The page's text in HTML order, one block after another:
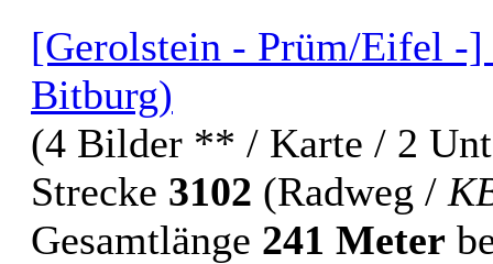
[Gerolstein - Prüm/Eifel -
Bitburg)
(4 Bilder ** / Karte / 2
Strecke 3102 (Radweg /
Gesamtlänge 241 Meter